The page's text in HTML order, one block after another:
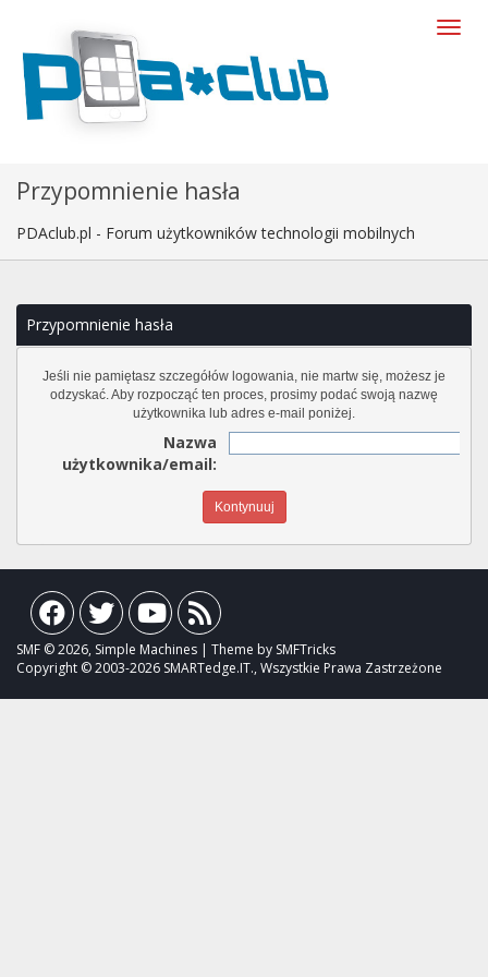
Przypomnienie hasła
PDAclub.pl - Forum użytkowników technologii mobilnych
Przypomnienie hasła
Jeśli nie pamiętasz szczegółów logowania, nie martw się, możesz je
odzyskać. Aby rozpocząć ten proces, prosimy podać swoją nazwę
użytkownika lub adres e-mail poniżej.
Nazwa
użytkownika/email:
SMF © 2026, Simple Machines | Theme by SMFTricks
Copyright © 2003-2026 SMARTedge.IT., Wszystkie Prawa Zastrzeżone